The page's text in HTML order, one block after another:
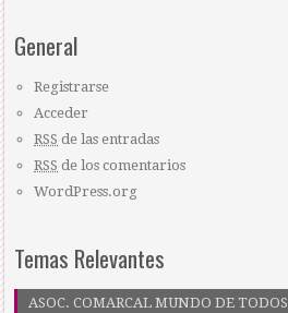
General
Registrarse
Acceder
RSS de las entradas
RSS de los comentarios
WordPress.org
Temas Relevantes
ASOC. COMARCAL MUNDO DE TODOS